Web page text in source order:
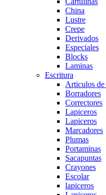
China
Lustre
Crepe
Derivados
Especiales
Blocks
Laminas
Escritura
Articulos de
Borradores
Correctores
Lapiceros
Lapiceros
Marcadores
Plumas
Portaminas
Sacapuntas
Crayones
Escolar
lapiceros